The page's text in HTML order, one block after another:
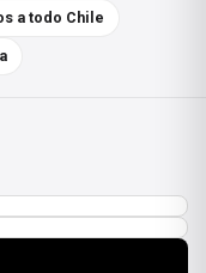
a todo Chile